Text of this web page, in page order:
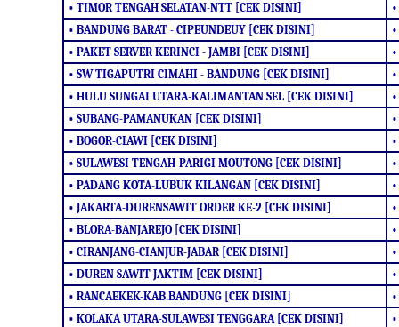
• TIMOR TENGAH SELATAN-NTT [CEK DISINI]
• BANDUNG BARAT - CIPEUNDEUY [CEK DISINI]
• PAKET SERVER KERINCI - JAMBI [CEK DISINI]
• SW TIGAPUTRI CIMAHI - BANDUNG [CEK DISINI]
• HULU SUNGAI UTARA-KALIMANTAN SEL [CEK DISINI]
• SUBANG-PAMANUKAN [CEK DISINI]
• BOGOR-CIAWI [CEK DISINI]
• SULAWESI TENGAH-PARIGI MOUTONG [CEK DISINI]
• PADANG KOTA-LUBUK KILANGAN [CEK DISINI]
• JAKARTA-DURENSAWIT ORDER KE-2 [CEK DISINI]
• BLORA-BANJAREJO [CEK DISINI]
• CIRANJANG-CIANJUR-JABAR [CEK DISINI]
• DUREN SAWIT-JAKTIM [CEK DISINI]
• RANCAEKEK-KAB.BANDUNG [CEK DISINI]
• KOLAKA UTARA-SULAWESI TENGGARA [CEK DISINI]